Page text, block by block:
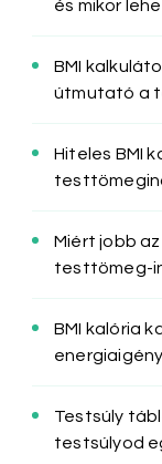
és mikor
BMI
útmutató a
Hiteles BMI
Miért jobb az
testtömeg-
BMI kalória
Testsúly
testsúlyod